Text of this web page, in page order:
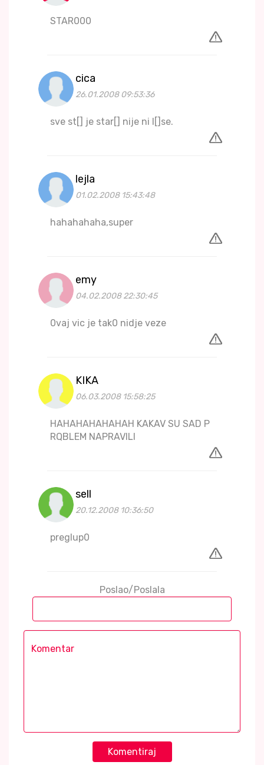
STAR000
cica
26.01.2008 09:53:36
sve st[] je star[] nije ni l[]se.
lejla
01.02.2008 15:43:48
hahahahaha,super
emy
04.02.2008 22:30:45
0vaj vic je tak0 nidje veze
KIKA
06.03.2008 15:58:25
HAHAHAHAHAHAH KAKAV SU SAD P
RQBLEM NAPRAVILI
sell
20.12.2008 10:36:50
preglup0
Poslao/Poslala
Komentiraj